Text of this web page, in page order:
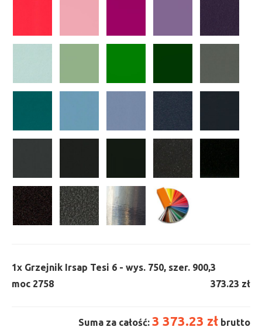
1x Grzejnik Irsap Tesi 6 - wys. 750, szer. 900,
moc 2758
3
373.23 zł
Suma za całość: 3 373.23 zł brutto